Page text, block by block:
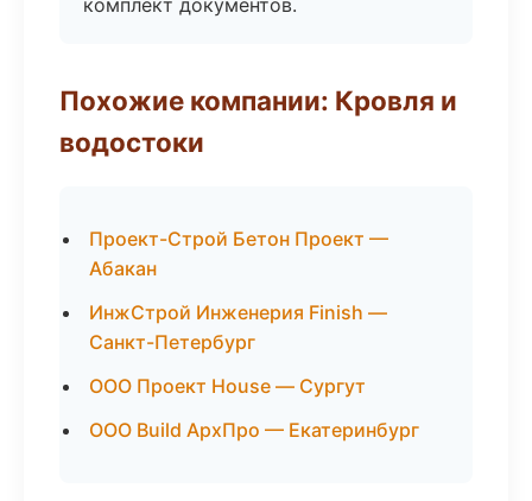
комплект документов.
Похожие компании: Кровля и
водостоки
Проект-Строй Бетон Проект —
Абакан
ИнжСтрой Инженерия Finish —
Санкт-Петербург
ООО Проект House — Сургут
ООО Build АрхПро — Екатеринбург